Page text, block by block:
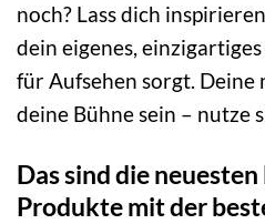
noch? Lass dich
dein eigenes,
für Aufsehen sorgt. Deine
deine Bühne sein – nutze
Das sind die
Produkte mit der